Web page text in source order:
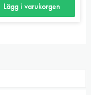
Lägg i varukorgen